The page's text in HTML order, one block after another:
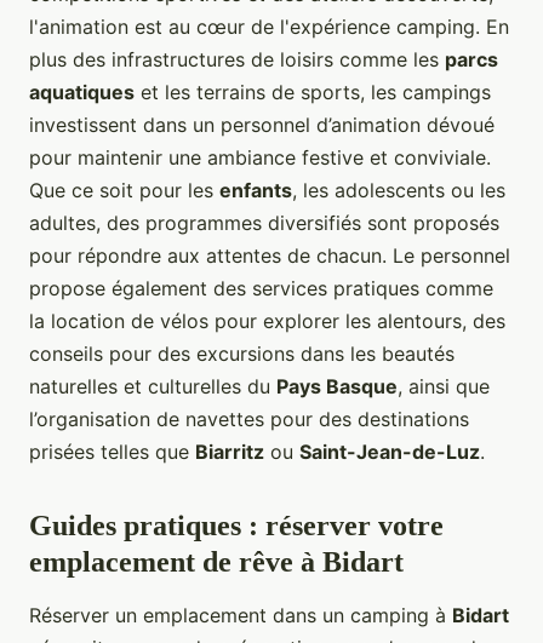
l'animation est au cœur de l'expérience camping. En
plus des infrastructures de loisirs comme les parcs
aquatiques et les terrains de sports, les campings
investissent dans un personnel d’animation dévoué
pour maintenir une ambiance festive et conviviale.
Que ce soit pour les enfants, les adolescents ou les
adultes, des programmes diversifiés sont proposés
pour répondre aux attentes de chacun. Le personnel
propose également des services pratiques comme
la location de vélos pour explorer les alentours, des
conseils pour des excursions dans les beautés
naturelles et culturelles du Pays Basque, ainsi que
l’organisation de navettes pour des destinations
prisées telles que Biarritz ou Saint-Jean-de-Luz.
Guides pratiques : réserver votre
emplacement de rêve à Bidart
Réserver un emplacement dans un camping à Bidart